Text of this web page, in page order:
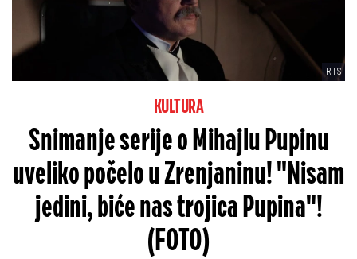
RTS
KULTURA
Snimanje serije o Mihajlu Pupinu
uveliko počelo u Zrenjaninu! "Nisam
jedini, biće nas trojica Pupina"!
(FOTO)